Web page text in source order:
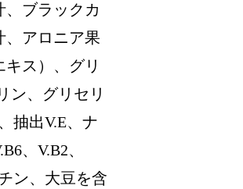
ブラックカ
、アロニア果
ス）、グリ
ン、グリセリ
抽出V.E、ナ
、V.B2、
ン、大豆を含